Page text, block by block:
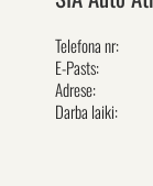
Telefona nr:
E-Pasts:
Adrese:
Darba laiki: